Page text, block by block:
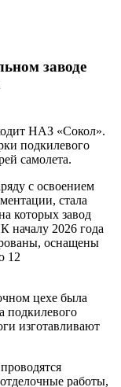
заводе
НАЗ «Сокол».
подкилевого
самолета.
с освоением
стала
которых завод
началу 2026 года
оснащены
12
цехе была
подкилевого
изготавливают
работы,